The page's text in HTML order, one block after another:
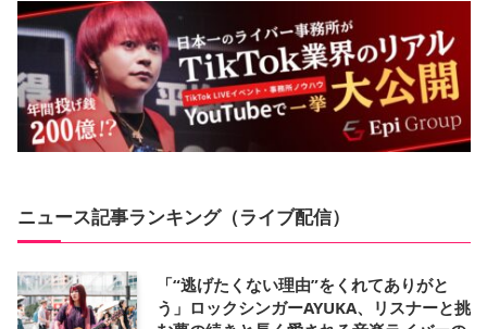
ニュース記事ランキング（ライブ配信）
「“逃げたくない理由”をくれてありがと
う」ロックシンガーAYUKA、リスナーと挑